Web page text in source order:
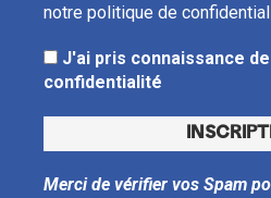
notre politique de
J'ai pris connaissance
confidentialité
Merci de vérifier vos Spam